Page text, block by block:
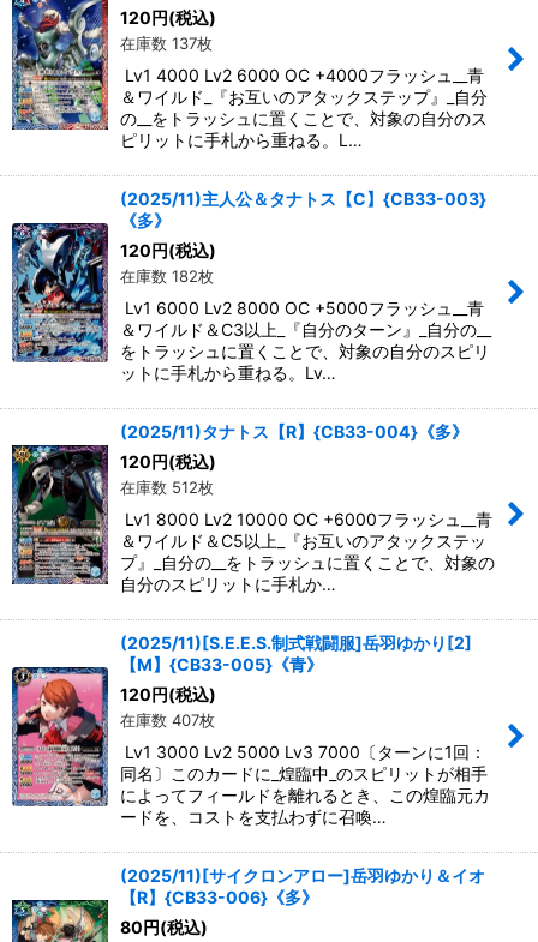
120 円(税込)
在庫数 137枚
Lv1 4000 Lv2 6000 OC +4000フラッシュ__青
＆ワイルド_『お互いのアタックステップ』_自分
の__をトラッシュに置くことで、対象の自分のス
ピリットに手札から重ねる。L…
(2025/11)主人公＆タナトス【C】{CB33-003}
《多》
120 円(税込)
在庫数 182枚
Lv1 6000 Lv2 8000 OC +5000フラッシュ__青
＆ワイルド＆C3以上_『自分のターン』_自分の__
をトラッシュに置くことで、対象の自分のスピリ
ットに手札から重ねる。Lv…
(2025/11)タナトス【R】{CB33-004}《多》
120 円(税込)
在庫数 512枚
Lv1 8000 Lv2 10000 OC +6000フラッシュ__青
＆ワイルド＆C5以上_『お互いのアタックステッ
プ』_自分の__をトラッシュに置くことで、対象の
自分のスピリットに手札か…
(2025/11)[S.E.E.S.制式戦闘服]岳羽ゆかり[2]
【M】{CB33-005}《青》
120 円(税込)
在庫数 407枚
Lv1 3000 Lv2 5000 Lv3 7000〔ターンに1回：
同名〕このカードに_煌臨中_のスピリットが相手
によってフィールドを離れるとき、この煌臨元カ
ードを、コストを支払わずに召喚…
(2025/11)[サイクロンアロー]岳羽ゆかり＆イオ
【R】{CB33-006}《多》
80 円(税込)